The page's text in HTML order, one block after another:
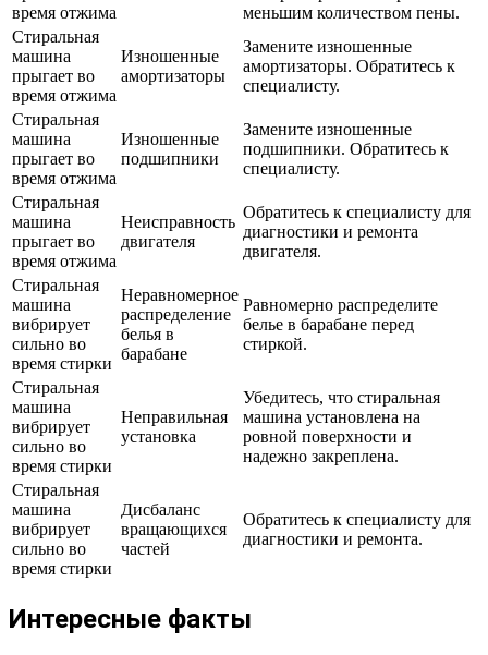
время отжима
меньшим количеством пены.
Стиральная
машина
прыгает во
время отжима
Изношенные
амортизаторы
Замените изношенные
амортизаторы. Обратитесь к
специалисту.
Стиральная
машина
прыгает во
время отжима
Изношенные
подшипники
Замените изношенные
подшипники. Обратитесь к
специалисту.
Стиральная
машина
прыгает во
время отжима
Неисправность
двигателя
Обратитесь к специалисту для
диагностики и ремонта
двигателя.
Стиральная
машина
вибрирует
сильно во
время стирки
Неравномерное
распределение
белья в
барабане
Равномерно распределите
белье в барабане перед
стиркой.
Стиральная
машина
вибрирует
сильно во
время стирки
Неправильная
установка
Убедитесь, что стиральная
машина установлена на
ровной поверхности и
надежно закреплена.
Стиральная
машина
вибрирует
сильно во
время стирки
Дисбаланс
вращающихся
частей
Обратитесь к специалисту для
диагностики и ремонта.
Интересные факты